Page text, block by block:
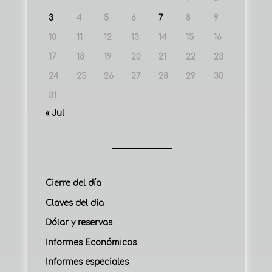
3 4 5 6 7 8 9
10 11 12 13 14 15 16
17 18 19 20 21 22 23
24 25 26 27 28 29 30
31
« Jul
Cierre del día
Claves del día
Dólar y reservas
Informes Económicos
Informes especiales